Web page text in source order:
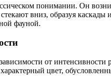
понимании. Он
вниз, образуя
фауной.
от
цвет,